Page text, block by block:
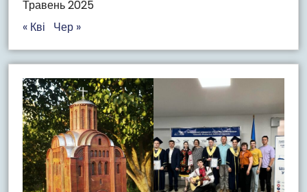
Травень 2025
« Кві Чер »